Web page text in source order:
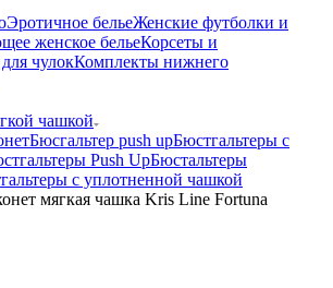
Эротичное бельеЖенские футболки и
женское бельеКорсеты и
чулокКомплекты нижнего
чашкой
Бюсгальтер push upБюстгальтеры с
Push UpБюстальтеры
с уплотненной чашкой
мягкая чашка Kris Line Fortuna